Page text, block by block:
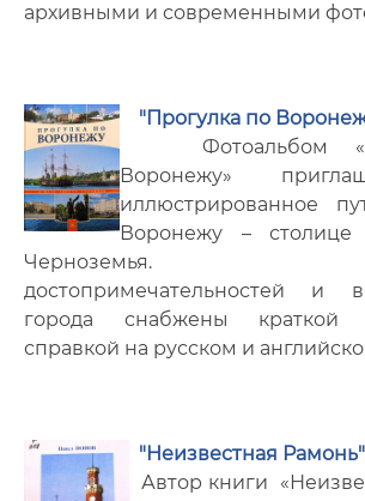
архивными и современными
"Прогулка по
Фотоальбом
Воронежу»
иллюстрированное
Воронежу – столице
Черноземья.
достопримечательностей и
города снабжены краткой
справкой на русском и
"Неизвестная Рамонь"
Автор книги